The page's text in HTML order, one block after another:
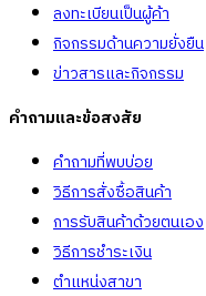
ลงทะเบียนเป็นผู้ค้า
กิจกรรมด้านความยั่งยืน
ข่าวสารและกิจกรรม
คำถามและข้อสงสัย
คำถามที่พบบ่อย
วิธีการสั่งซื้อสินค้า
การรับสินค้าด้วยตนเอง
วิธีการชำระเงิน
ตำแหน่งสาขา